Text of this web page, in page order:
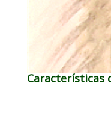
Características